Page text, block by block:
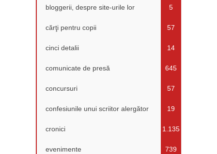
bloggerii, despre site-urile lor 5
cărţi pentru copii 57
cinci detalii 14
comunicate de presă 645
concursuri 57
confesiunile unui scriitor alergător 19
cronici 1.135
evenimente 739